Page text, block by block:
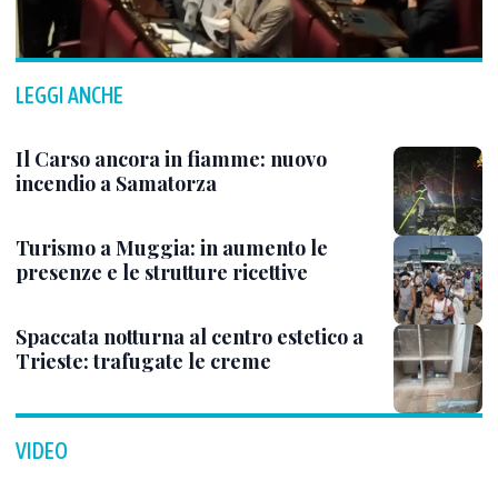
LEGGI ANCHE
Il Carso ancora in fiamme: nuovo
incendio a Samatorza
Turismo a Muggia: in aumento le
presenze e le strutture ricettive
Spaccata notturna al centro estetico a
Trieste: trafugate le creme
VIDEO